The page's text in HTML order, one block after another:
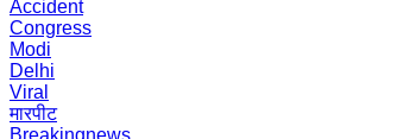
Accident
Congress
Modi
Delhi
Viral
मारपीट
Breakingnews